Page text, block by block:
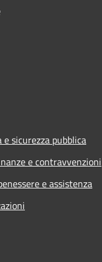
e sicurezza pubblica
e contravvenzioni
e assistenza